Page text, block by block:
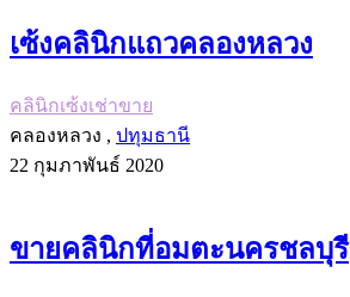
เซ้งคลินิกแถวคลองหลวง
คลินิกเซ้งเช่าขาย
คลองหลวง , ปทุมธานี
22 กุมภาพันธ์ 2020
ขายคลินิกที่อมตะนครชลบุรี